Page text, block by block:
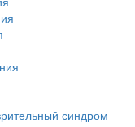
синдром